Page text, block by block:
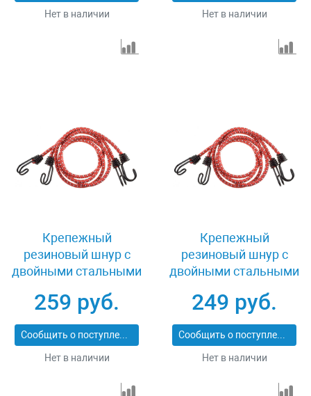
Нет в наличии Нет в наличии
Крепежный
резиновый шнур с
двойными стальными
Stayer PROFI 40506-
100
259 руб.
Сообщить о поступлении
Нет в наличии
Крепежный
резиновый шнур с
двойными стальными
Stayer PROFI 40506-
060
249 руб.
Сообщить о поступлении
Нет в наличии